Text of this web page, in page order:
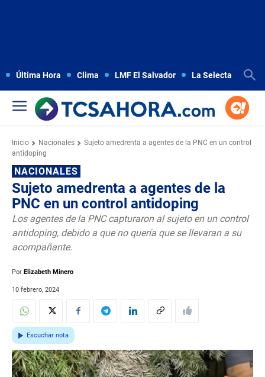
Última Hora Clima LMF El Salvador La Selecta
Inicio Nacionales
Sujeto amedrenta a agentes de la PNC en un control
antidoping
NACIONALES
Sujeto amedrenta a agentes de la
PNC en un control antidoping
Los agentes de la PNC capturaron al sujeto en un control
antidoping, debido a que no quería que se llevaran a su
acompañante.
Por Elizabeth Minero
10 febrero, 2024
Escuchar nota